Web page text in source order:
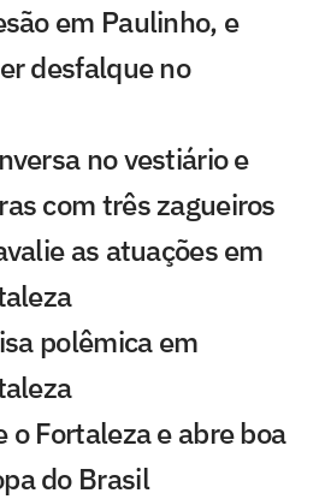
em Paulinho, e
desfalque no
no vestiário e
com três zagueiros
as atuações em
polêmica em
o Fortaleza e abre boa
do Brasil